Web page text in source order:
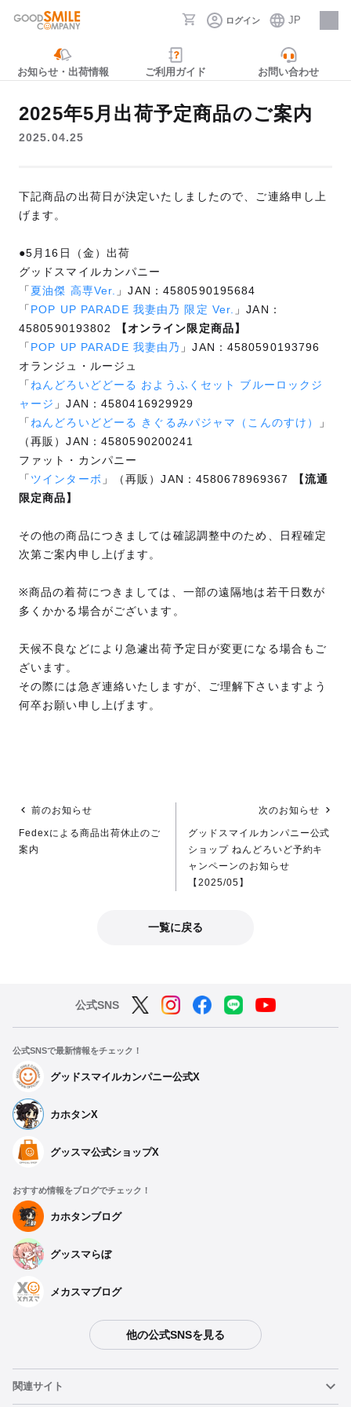
ログイン JP
採用情報
お知らせ・出荷情報 ご利用ガイド お問い合わせ
2025年5月出荷予定商品のご案内
2025.04.25
下記商品の出荷日が決定いたしましたので、ご連絡申し上
げます。
●5月16日（金）出荷
グッドスマイルカンパニー
「 夏油傑 高専Ver.
」JAN：4580590195684
「 POP UP PARADE 我妻由乃 限定 Ver.
」JAN：
4580590193802
【オンライン限定商品】
「 POP UP PARADE 我妻由乃 」JAN：4580590193796
オランジュ・ルージュ
「 ねんどろいどどーる おようふくセット ブルーロックジ
ャージ 」JAN：4580416929929
「 ねんどろいどどーる きぐるみパジャマ（こんのすけ）
」
（再販）JAN：4580590200241
ファット・カンパニー
「 ツインターボ 」（再販）JAN：4580678969367
【流通
限定商品】
その他の商品につきましては確認調整中のため、日程確定
次第ご案内申し上げます。
※商品の着荷につきましては、一部の遠隔地は若干日数が
多くかかる場合がございます。
天候不良などにより急遽出荷予定日が変更になる場合もご
ざいます。
その際には急ぎ連絡いたしますが、ご理解下さいますよう
何卒お願い申し上げます。
前のお知らせ
Fedexによる商品出荷休止のご
案内
次のお知らせ
グッドスマイルカンパニー公式
ショップ ねんどろいど予約キ
ャンペーンのお知らせ
【2025/05】
一覧に戻る
公式SNS
公式SNSで最新情報をチェック！
グッドスマイルカンパニー公式X
カホタンX
グッスマ公式ショップX
おすすめ情報をブログでチェック！
カホタンブログ
グッスマらぼ
メカスマブログ
他の公式SNSを見る
関連サイト